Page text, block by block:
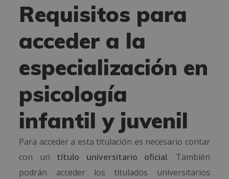
Requisitos para
acceder a la
especialización en
psicología
infantil y juvenil
Para acceder a esta titulación es necesario contar
con un título universitario oficial. También
podrán acceder los titulados universitarios